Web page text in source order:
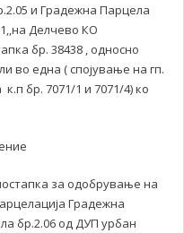
и Градежна Парцела
Делчево КО
бр. 38438 , односно
во една ( спојување на гп.
бр. 7071/1 и 7071/4) ко
за одобрување на
Градежна
бр.2.06 од ДУП урбан